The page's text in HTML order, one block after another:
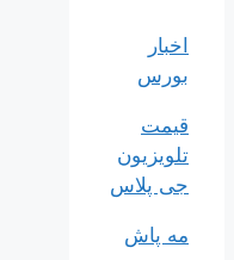
اخبار
بورس
قیمت
تلویزیون
جی پلاس
مه پاش